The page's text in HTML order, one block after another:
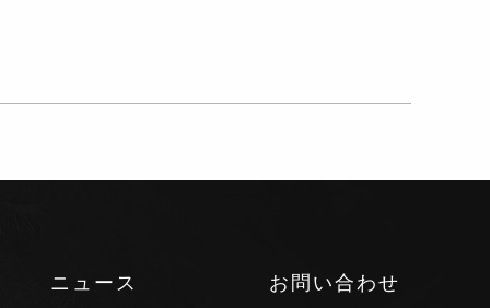
ニュース お問い合わせ